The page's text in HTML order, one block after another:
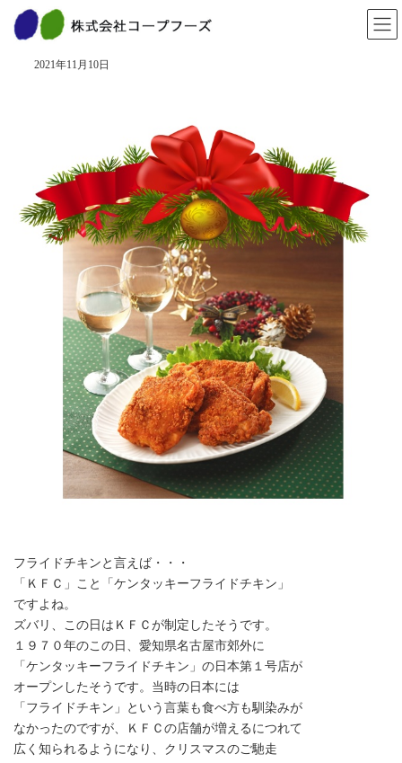
１１月２１日は 「フライドチキンの日」
2021年11月10日
フライドチキンと言えば・・・
「ＫＦＣ」こと「ケンタッキーフライドチキン」
ですよね。
ズバリ、この日はＫＦＣが制定したそうです。
１９７０年のこの日、愛知県名古屋市郊外に
「ケンタッキーフライドチキン」の日本第１号店が
オープンしたそうです。当時の日本には
「フライドチキン」という言葉も食べ方も馴染みが
なかったのですが、ＫＦＣの店舗が増えるにつれて
広く知られるようになり、クリスマスのご馳走